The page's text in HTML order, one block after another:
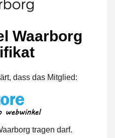
Waarborg
dass das Mitglied:
tragen darf.